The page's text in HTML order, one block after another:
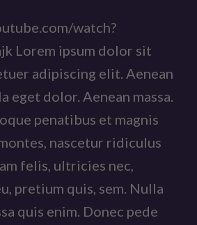
watch?
Lorem ipsum dolor sit
adipiscing elit. Aenean
eget dolor. Aenean massa.
penatibus et magnis
nascetur ridiculus
felis, ultricies nec,
pretium quis, sem. Nulla
quis enim. Donec pede